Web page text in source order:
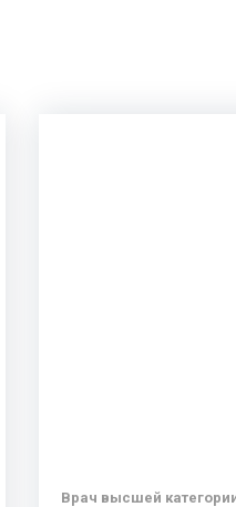
Врач высшей